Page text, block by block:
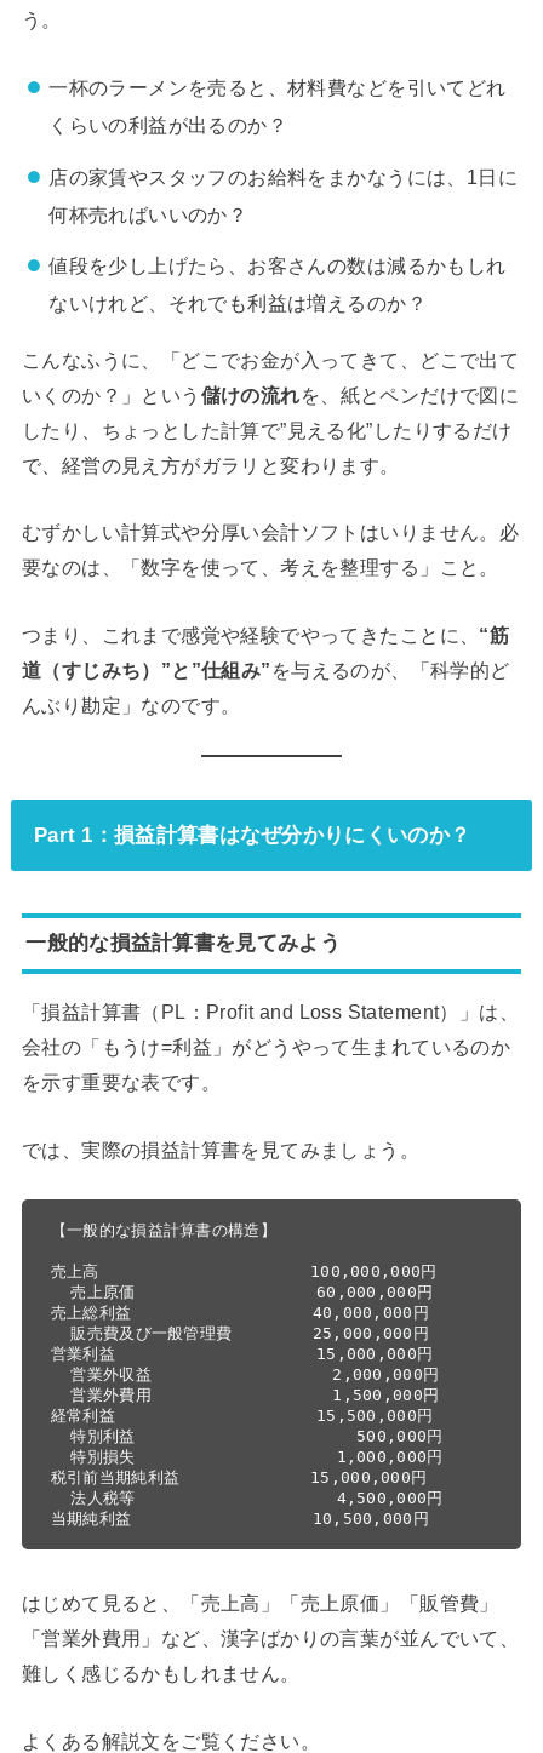
う。
一杯のラーメンを売ると、材料費などを引いてどれ
くらいの利益が出るのか？
店の家賃やスタッフのお給料をまかなうには、1日に
何杯売ればいいのか？
値段を少し上げたら、お客さんの数は減るかもしれ
ないけれど、それでも利益は増えるのか？
こんなふうに、「どこでお金が入ってきて、どこで出て
いくのか？」という 儲けの流れを、紙とペンだけで図に
したり、ちょっとした計算で”見える化”したりするだけ
で、経営の見え方がガラリと変わります。
むずかしい計算式や分厚い会計ソフトはいりません。必
要なのは、「数字を使って、考えを整理する」こと。
つまり、これまで感覚や経験でやってきたことに、 “筋
道（すじみち）”と”仕組み” を与えるのが、「科学的ど
んぶり勘定」なのです。
Part 1：損益計算書はなぜ分かりにくいのか？
一般的な損益計算書を見てみよう
「損益計算書（PL：Profit and Loss Statement）」は、
会社の「もうけ=利益」がどうやって生まれているのか
を示す重要な表です。
では、実際の損益計算書を見てみましょう。
【一般的な損益計算書の構造】
売上高                     100,000,000円
  売上原価                  60,000,000円
売上総利益                  40,000,000円
営業利益                    15,000,000円
  営業外収益                  2,000,000円
  営業外費用                  1,500,000円
経常利益                    15,500,000円
  特別利益                      500,000円
  特別損失                    1,000,000円
税引前当期純利益             15,000,000円
  法人税等                    4,500,000円
はじめて見ると、「売上高」「売上原価」「販管費」
「営業外費用」など、漢字ばかりの言葉が並んでいて、
難しく感じるかもしれません。
よくある解説文をご覧ください。